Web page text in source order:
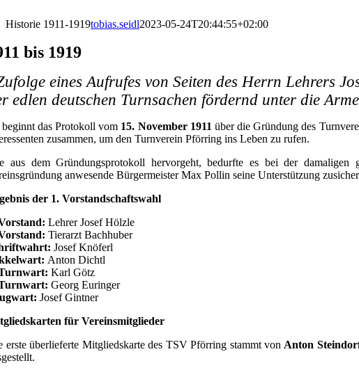
Inhalt
Historie 1911-1919tobias.seidl2023-05-24T20:44:55+02:00
bis 1919
eines Aufrufes von Seiten des Herrn Lehrers
edlen deutschen Turnsachen fördernd unter die
beginnt das Protokoll vom 15. November 1911 über die Gründung des
zusammen, um den Turnverein Pförring ins Leben zu rufen.
aus dem Gründungsprotokoll hervorgeht, bedurfte es bei der
anwesende Bürgermeister Max Pollin seine Unterstützung
der 1. Vorstandschaftswahl
Lehrer Josef Hölzle
Tierarzt Bachhuber
Josef Knöferl
Anton Dichtl
Karl Götz
Georg Euringer
Josef Gintner
für Vereinsmitglieder
erste überlieferte Mitgliedskarte des TSV Pförring stammt von Anton